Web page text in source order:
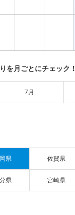
を月ごとにチェック！
7月
県 佐賀県
県 宮崎県